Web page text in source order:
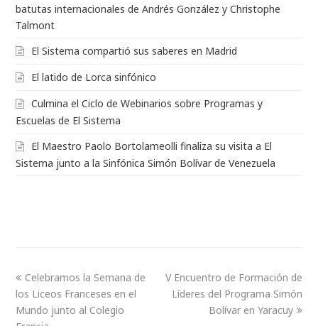
batutas internacionales de Andrés González y Christophe
Talmont
El Sistema compartió sus saberes en Madrid
El latido de Lorca sinfónico
Culmina el Ciclo de Webinarios sobre Programas y
Escuelas de El Sistema
El Maestro Paolo Bortolameolli finaliza su visita a El
Sistema junto a la Sinfónica Simón Bolívar de Venezuela
Celebramos la Semana de
los Liceos Franceses en el
Mundo junto al Colegio
V Encuentro de Formación de
Líderes del Programa Simón
Bolívar en Yaracuy